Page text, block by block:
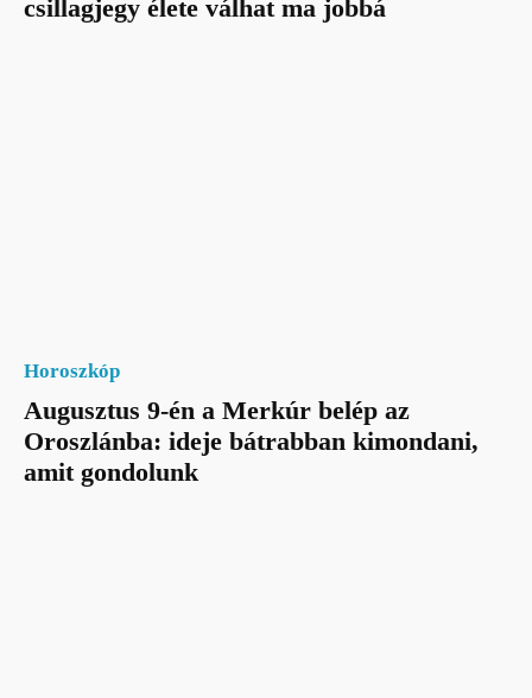
csillagjegy élete válhat ma jobbá
Horoszkóp
Augusztus 9-én a Merkúr belép az
Oroszlánba: ideje bátrabban kimondani,
amit gondolunk